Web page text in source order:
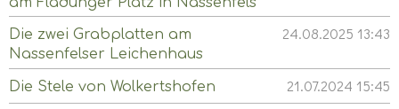
Nassenf
els
Die zwei Grabplatten am
Nassenfelser Leichenhaus
24.08.2025 13:43
Die Stele von Wolkertshofen 21.07.2024 15:45